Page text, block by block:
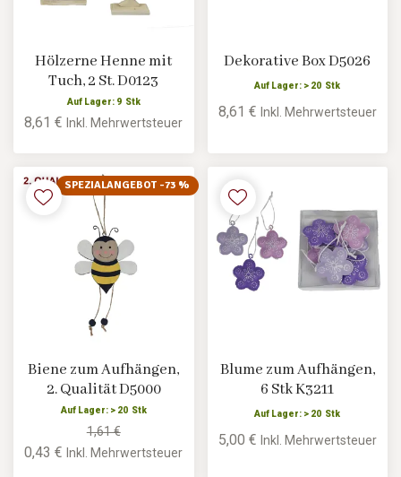
Hölzerne Henne mit
Tuch, 2 St. D0123
Auf Lager: 9 Stk
8,61 €Inkl. Mehrwertsteuer
Dekorative Box D5026
Auf Lager: > 20 Stk
8,61 € Inkl. Mehrwertsteuer
SPEZIALANGEBOT -73 %
Biene zum Aufhängen,
2. Qualität D5000
Auf Lager: > 20 Stk
1,61 €
0,43 €Inkl. Mehrwertsteuer
Blume zum Aufhängen,
6 Stk K3211
Auf Lager: > 20 Stk
5,00 € Inkl. Mehrwertsteuer